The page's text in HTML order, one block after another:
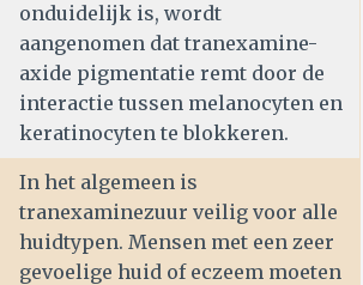
onduidelijk is, wordt
aangenomen dat tranexamine-
axide pigmentatie remt door de
interactie tussen melanocyten en
keratinocyten te blokkeren.
In het algemeen is
tranexaminezuur veilig voor alle
huidtypen. Mensen met een zeer
gevoelige huid of eczeem moeten